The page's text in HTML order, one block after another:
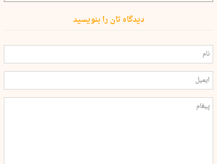
دیدگاه تان را بنویسید